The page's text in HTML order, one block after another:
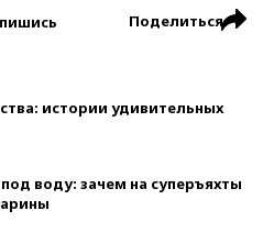
Поделиться
истории удивительных
воду: зачем на суперъяхты